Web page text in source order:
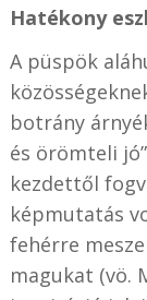
Hatékony
A püspök
botrány
és örömteli
kezdettől
képmutatás
fehérre
magukat (vö.